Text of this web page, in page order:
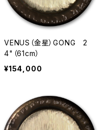
VENUS（金星）GONG 2
4"（61cm）
¥154,000